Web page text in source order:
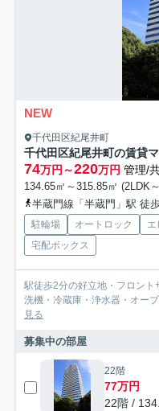
NEW
千代田区紀尾井町
千代田区紀尾井町の賃貸
74万円～220万円 管理/
134.65㎡～315.85㎡ (2LDK
半蔵門線「半蔵門」駅 徒
駐輪場 オートロック エ
宅配ボックス
駅徒歩2分の好立地・フロン
洗機・冷蔵庫・浄水器・オー
見る
募集中の部屋
22階
77万円
22階 /